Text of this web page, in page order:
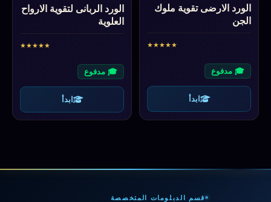
الورد الارضى تقوية ملوك
الجن
★
★
★
★
★
🎓 مدفوع
ابدأ
الورد الربانى لتقوية الارواح
العلوية
★
★
★
★
★
🎓 مدفوع
ابدأ
قسم الدبلومات المتخصصة